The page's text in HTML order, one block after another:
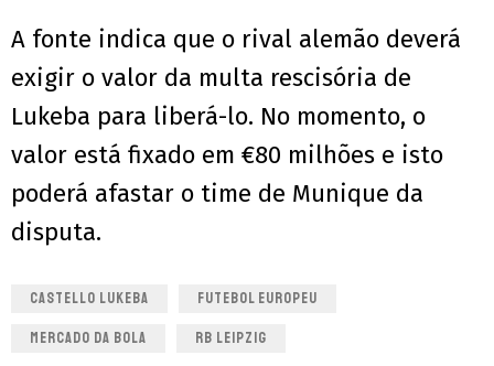
A fonte indica que o rival alemão deverá
exigir o valor da multa rescisória de
Lukeba para liberá-lo. No momento, o
valor está fixado em €80 milhões e isto
poderá afastar o time de Munique da
disputa.
CASTELLO LUKEBA FUTEBOL EUROPEU
MERCADO DA BOLA RB LEIPZIG